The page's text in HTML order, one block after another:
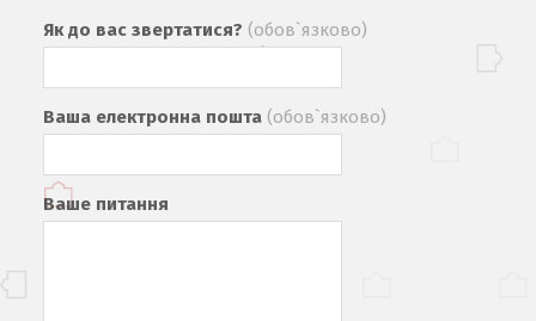
Як до вас звертатися? (обов`язково)
Ваша електронна пошта (обов`язково)
Ваше питання